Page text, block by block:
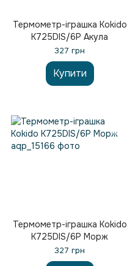
Термометр-іграшка Kokido
K725DIS/6P Акула
327 грн
Купити
Термометр-іграшка Kokido
K725DIS/6P Морж
327 грн